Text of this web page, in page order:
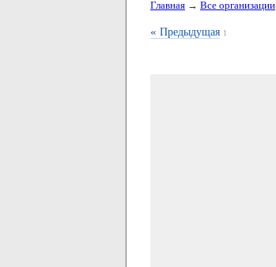
Главная → Все организации
« Предыдущая 1